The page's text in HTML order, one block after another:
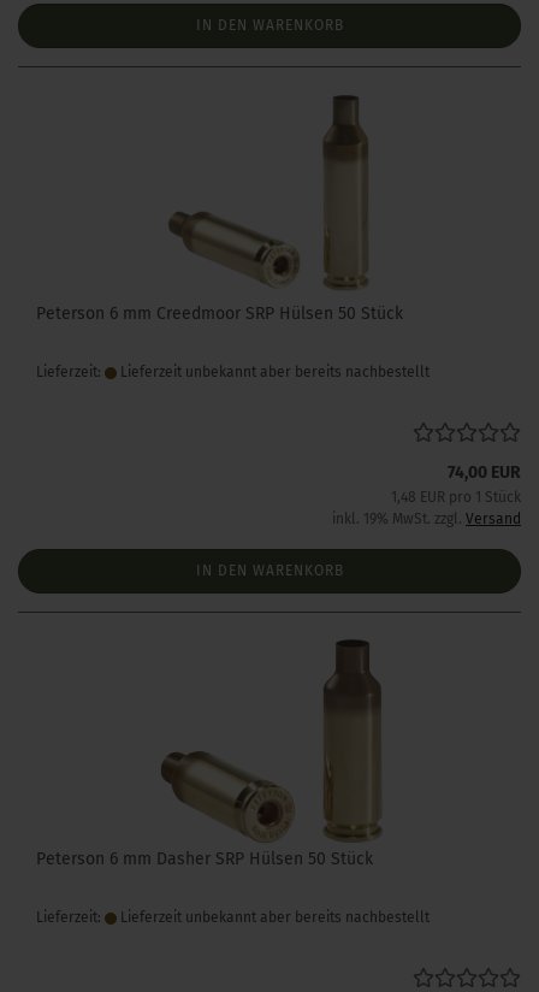
IN DEN WARENKORB
Peterson 6 mm Creedmoor SRP Hülsen 50 Stück
Lieferzeit: Lieferzeit unbekannt aber bereits nachbestellt
74,00 EUR
1,48 EUR pro 1 Stück
inkl. 19% MwSt. zzgl. Versand
IN DEN WARENKORB
Peterson 6 mm Dasher SRP Hülsen 50 Stück
Lieferzeit: Lieferzeit unbekannt aber bereits nachbestellt